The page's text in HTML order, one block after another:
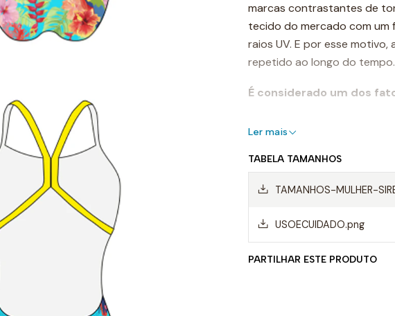
marcas contrastantes de
tecido do mercado com um
raios UV. E por esse
repetido ao longo do tempo.
É considerado um dos
- Costuras reforçadas
-Alças finas
- Resistente ao cloro
Ler mais
TABELA TAMANHOS
TAMANHOS-MULHER-
USOECUIDADO.png
PARTILHAR ESTE PRODUTO